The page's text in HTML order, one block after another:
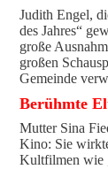
Judith Engel,
des Jahres“
große
großen
Gemeinde
Berühmte
Mutter Sina
Kino: Sie
Kultfilmen wie